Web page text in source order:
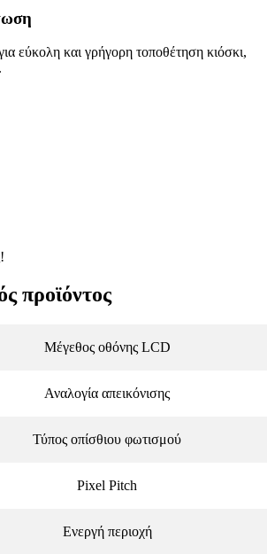
εύκολη και γρήγορη τοποθέτηση κιόσκι,
προϊόντος
Μέγεθος οθόνης LCD
Αναλογία απεικόνισης
Τύπος οπίσθιου φωτισμού
Pixel Pitch
Ενεργή περιοχή